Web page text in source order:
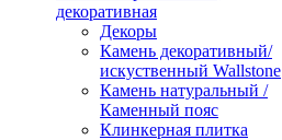
декоративная
Декоры
Камень декоративный/
искуственный Wallstone
Камень натуральный /
Каменный пояс
Клинкерная плитка